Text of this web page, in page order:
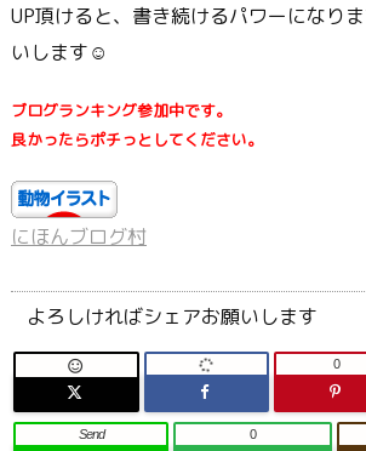
UP頂けると、書き続けるパワーになり
いします☺
ブログランキング参加中です。
良かったらポチっとしてください。
にほんブログ村
よろしければシェアお願いします
 0
Send 0